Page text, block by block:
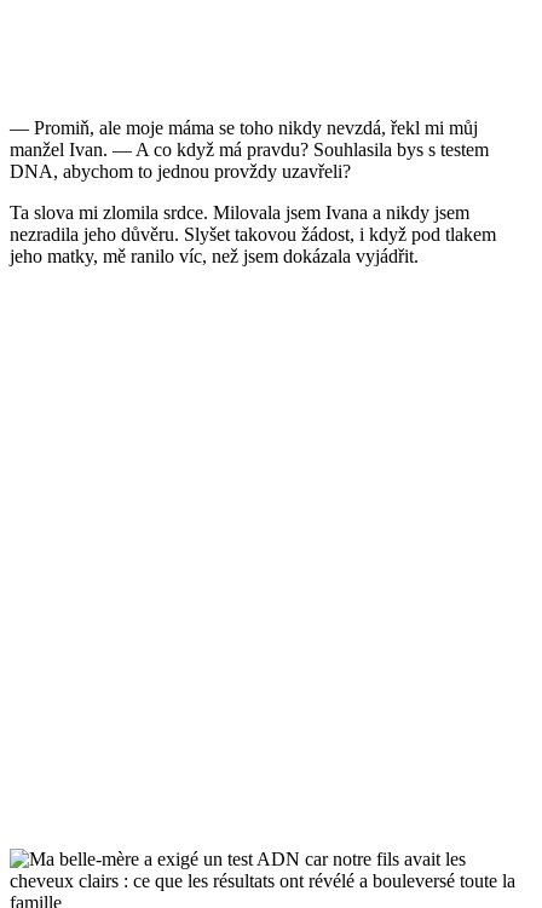
— Promiň, ale moje máma se toho nikdy nevzdá, řekl mi můj
manžel Ivan. — A co když má pravdu? Souhlasila bys s testem
DNA, abychom to jednou provždy uzavřeli?
Ta slova mi zlomila srdce. Milovala jsem Ivana a nikdy jsem
nezradila jeho důvěru. Slyšet takovou žádost, i když pod tlakem
jeho matky, mě ranilo víc, než jsem dokázala vyjádřit.